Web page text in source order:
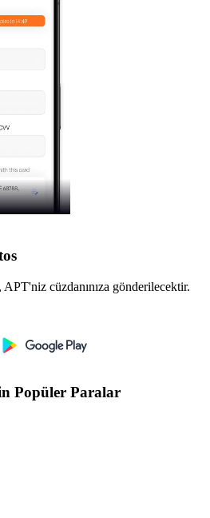
cüzdanınıza gönderilecektir.
Popüler Paralar